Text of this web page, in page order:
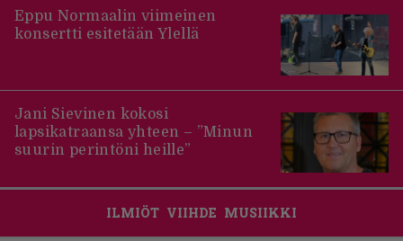
Eppu Normaalin viimeinen
konsertti esitetään Ylellä
Jani Sievinen kokosi
lapsikatraansa yhteen – ”Minun
suurin perintöni heille”
ILMIÖT VIIHDE MUSIIKKI